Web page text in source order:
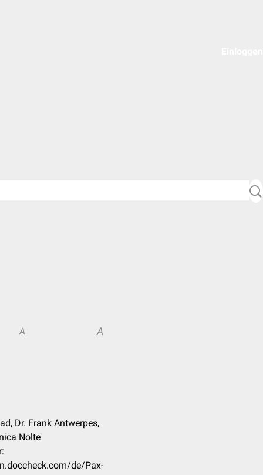
A A
Dr. Frank Antwerpes,
Nolte
de/Pax-